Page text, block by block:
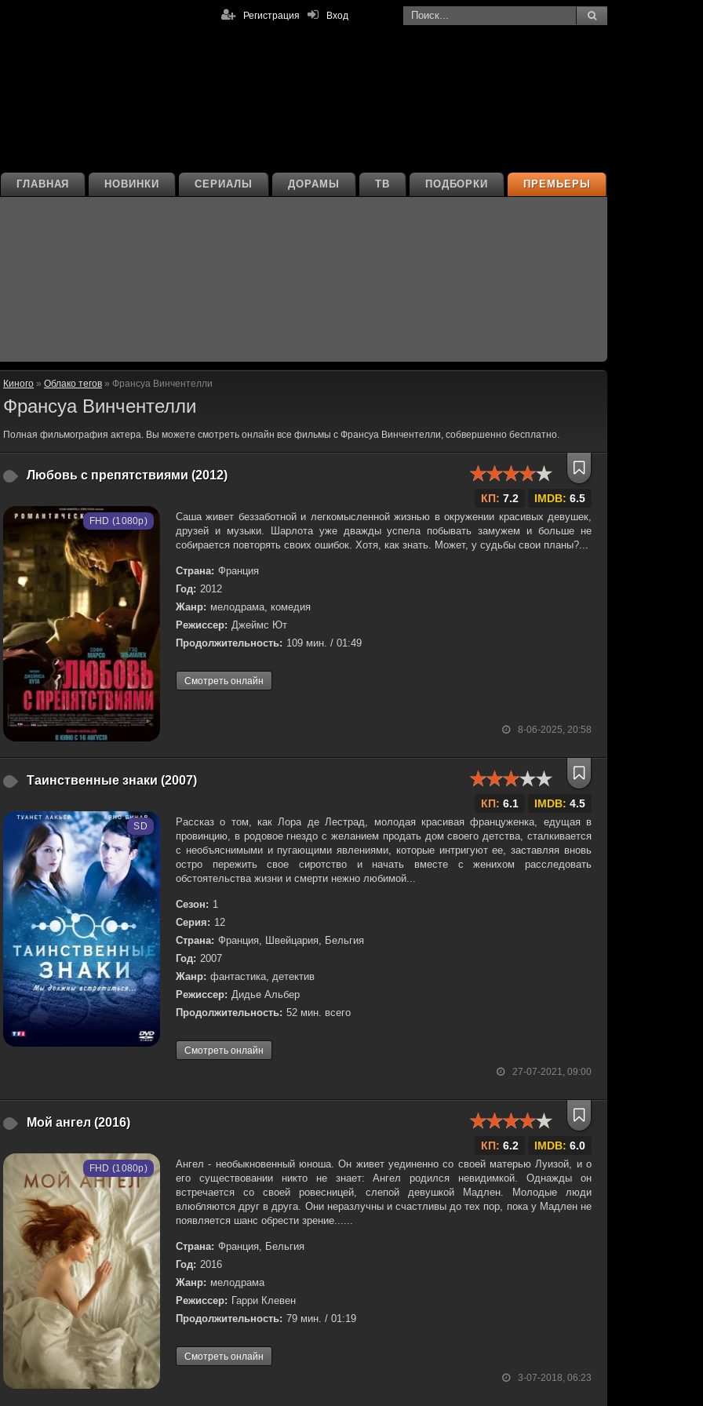
Вход
Регистрация
ПРЕМЬЕРЫ
ПОДБОРКИ
ТВ
ДОРАМЫ
СЕРИАЛЫ
НОВИНКИ
ГЛАВНАЯ
Киного » Облако тегов » Франсуа Винчентелли
Франсуа Винчентелли
Полная фильмография актера. Вы можете смотреть онлайн все фильмы с Франсуа Винчентелли, собвершенно бесплатно.
Любовь с препятствиями (2012)
КП: 7.2 IMDB: 6.5
8-06-2025, 20:58
FHD (1080p)
Саша живет беззаботной и легкомысленной жизнью в окружении красивых девушек,
друзей и музыки. Шарлота уже дважды успела побывать замужем и больше не
собирается повторять своих ошибок. Хотя, как знать. Может, у судьбы свои планы?...
Страна: Франция
Год: 2012
Жанр: мелодрама, комедия
Режиссер: Джеймс Ют
Продолжительность: 109 мин. / 01:49
Смотреть онлайн
Таинственные знаки (2007)
КП: 6.1 IMDB: 4.5
27-07-2021, 09:00
SD
Рассказ о том, как Лора де Лестрад, молодая красивая француженка, едущая в
провинцию, в родовое гнездо с желанием продать дом своего детства, сталкивается
с необъяснимыми и пугающими явлениями, которые интригуют ее, заставляя вновь
остро пережить свое сиротство и начать вместе с женихом расследовать
обстоятельства жизни и смерти нежно любимой...
Сезон: 1
Серия: 12
Страна: Франция, Швейцария, Бельгия
Год: 2007
Жанр: фантастика, детектив
Режиссер: Дидье Альбер
Продолжительность: 52 мин. всего
Смотреть онлайн
Мой ангел (2016)
КП: 6.2 IMDB: 6.0
3-07-2018, 06:23
FHD (1080p)
Ангел - необыкновенный юноша. Он живет уединенно со своей матерью Луизой, и о
его существовании никто не знает: Ангел родился невидимкой. Однажды он
встречается со своей ровесницей, слепой девушкой Мадлен. Молодые люди
влюбляются друг в друга. Они неразлучны и счастливы до тех пор, пока у Мадлен не
появляется шанс обрести зрение......
Страна: Франция, Бельгия
Год: 2016
Жанр: мелодрама
Режиссер: Гарри Клевен
Продолжительность: 79 мин. / 01:19
Смотреть онлайн